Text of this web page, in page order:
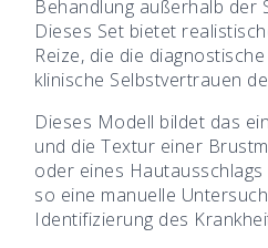
Behandlung außerhalb der
Dieses Set bietet
Reize, die die
klinische Selbstvertrauen
Dieses Modell bildet das
und die Textur einer
oder eines
so eine manuelle
Identifizierung des